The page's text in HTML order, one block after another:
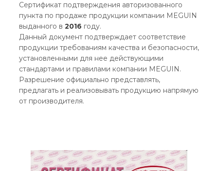
Сертификат подтверждения авторизованного
пункта по продаже продукции компании MEGUIN
выданного в 2016 году.
Данный документ подтверждает соответствие
продукции требованиям качества и безопасности,
установленными для нее действующими
стандартами и правилами компании MEGUIN.
Разрешение официально представлять,
предлагать и реализовывать продукцию напрямую
от производителя.